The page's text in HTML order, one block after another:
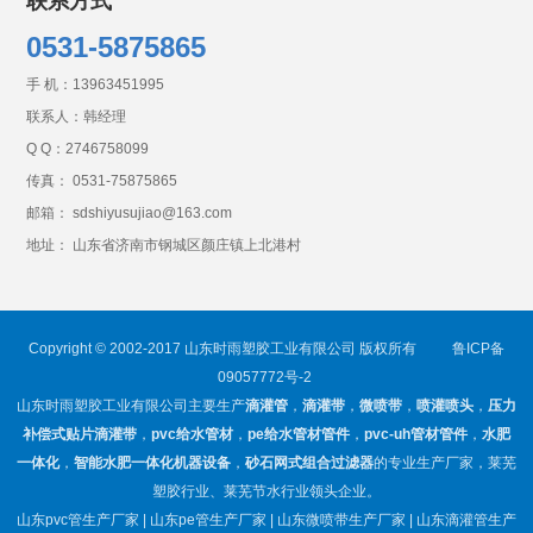
0531-5875865
手 机： 13963451995
联系人：韩经理
Q Q： 2746758099
传真： 0531-75875865
邮箱： sdshiyusujiao@163.com
地址： 山东省济南市钢城区颜庄镇上北港村
Copyright © 2002-2017 山东时雨塑胶工业有限公司 版权所有
鲁ICP备
09057772号-2
山东时雨塑胶工业有限公司主要生产滴灌管， 滴灌带， 微喷带， 喷灌喷头， 压力
补偿式贴片滴灌带， pvc给水管材， pe给水管材管件， pvc-uh管材管件， 水肥
一体化， 智能水肥一体化机器设备， 砂石网式组合过滤器的专业生产厂家，莱芜
塑胶行业、莱芜节水行业领头企业。
山东pvc管生产厂家 | 山东pe管生产厂家 | 山东微喷带生产厂家 | 山东滴灌管生产